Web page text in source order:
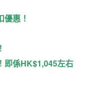
惠！
即係HK$1,045左右